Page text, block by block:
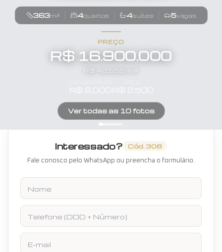
363m² 4quartos 4suítes 5vagas
PREÇO
R$ 16.900.000
R$ 46.556/m²
Ver todas as 10fotos
Interessado? Cód. 308
Fale conosco pelo WhatsApp ou preencha o formulário.
Nome
Telefone
E-mail